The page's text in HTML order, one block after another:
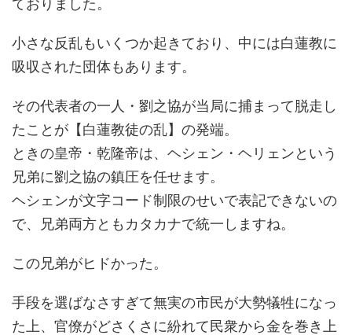
ておりました。
小さな反乱もいくつか起きており、中には白蓮教に
吸収された団体もあります。
その代表者の一人・劉之協が当局に捕まって脱走し
たことが【白蓮教徒の乱】の発端。
ときの皇帝・乾隆帝は、ヘシェン・ヘリェンという
兄弟に劉之協の鎮圧を任せます。
ヘシェンが文字コード制限のせいで表記できないの
で、兄弟両方ともカタカナで統一しますね。
この兄弟がヒドかった。
手段を選ばなさすぎて無実の市民が大勢犠牲になっ
た上、官僚がどさくさに紛れて民衆から金を巻き上